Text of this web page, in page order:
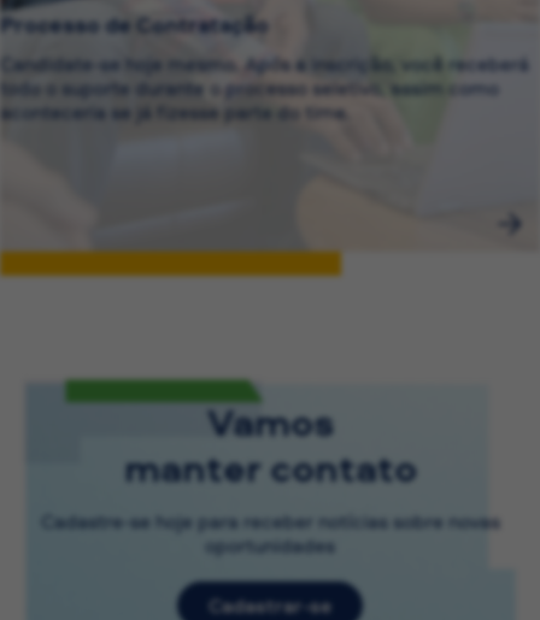
Processo de Contratação
Candidate-se hoje mesmo. Após a inscrição, você receberá
todo o suporte durante o processo seletivo, assim como
aconteceria se já fizesse parte do time.
Vamos
manter contato
Cadastre-se hoje para receber notícias sobre novas
oportunidades
Cadastrar-se